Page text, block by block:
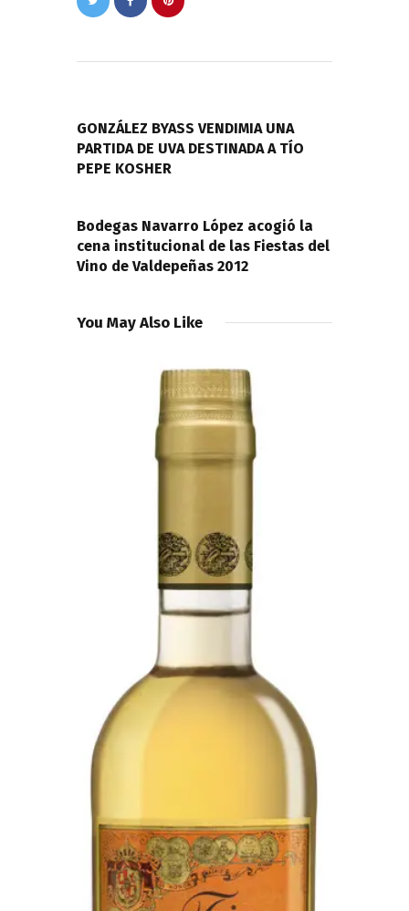
entradas
GONZÁLEZ BYASS VENDIMIA UNA
PARTIDA DE UVA DESTINADA A TÍO
PEPE KOSHER
Bodegas Navarro López acogió la
cena institucional de las Fiestas del
Vino de Valdepeñas 2012
You May Also Like